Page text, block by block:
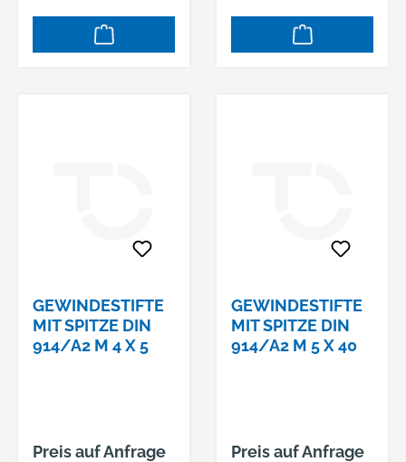
GEWINDESTIFTE
MIT SPITZE DIN
914/A2 M 4 X 5
Preis auf Anfrage
GEWINDESTIFTE
MIT SPITZE DIN
914/A2 M 5 X 40
Preis auf Anfrage